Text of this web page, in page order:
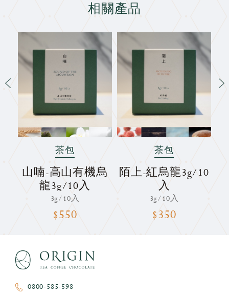
相關產品
茶包
山喃-高山有機烏
龍3g/10入
3g/10入
$550
茶包
陌上-紅烏龍3g/10
入
3g/10入
$350
0800-585-598